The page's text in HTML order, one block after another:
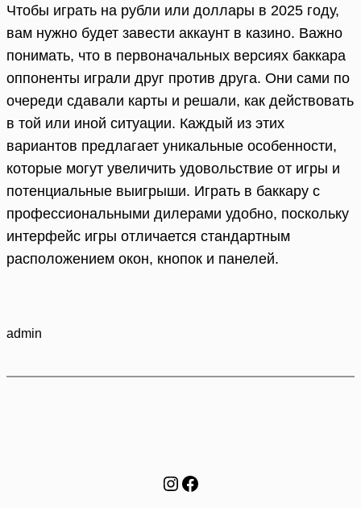
Чтобы играть на рубли или доллары в 2025 году,
вам нужно будет завести аккаунт в казино. Важно
понимать, что в первоначальных версиях баккара
оппоненты играли друг против друга. Они сами по
очереди сдавали карты и решали, как действовать
в той или иной ситуации. Каждый из этих
вариантов предлагает уникальные особенности,
которые могут увеличить удовольствие от игры и
потенциальные выигрыши. Играть в баккару с
профессиональными дилерами удобно, поскольку
интерфейс игры отличается стандартным
расположением окон, кнопок и панелей.
admin
Instagram
Facebook